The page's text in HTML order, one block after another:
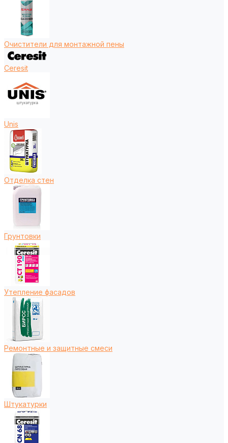
Очистители для монтажной пены
Ceresit
Unis
Отделка стен
Грунтовки
Утепление фасадов
Ремонтные и защитные смеси
Штукатурки